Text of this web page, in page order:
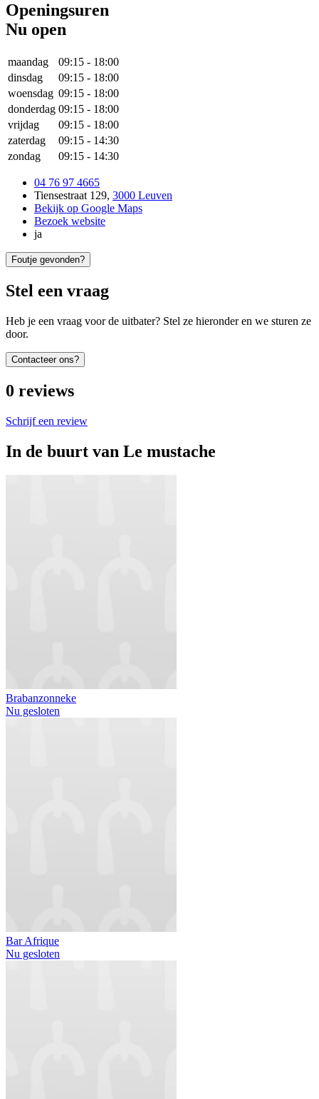
Openingsuren
Nu open
maandag 09:15 - 18:00
dinsdag
09:15 - 18:00
woensdag 09:15 - 18:00
donderdag 09:15 - 18:00
vrijdag
09:15 - 18:00
zaterdag
09:15 - 14:30
zondag
09:15 - 14:30
04 76 97 4665
Tiensestraat 129, 3000 Leuven
Bekijk op Google Maps
Bezoek website
ja
Foutje gevonden?
Stel een vraag
Heb je een vraag voor de uitbater? Stel ze hieronder en we sturen ze
door.
Contacteer ons?
0 reviews
Schrijf een review
In de buurt van Le mustache
Brabanzonneke
Nu gesloten
Bar Afrique
Nu gesloten